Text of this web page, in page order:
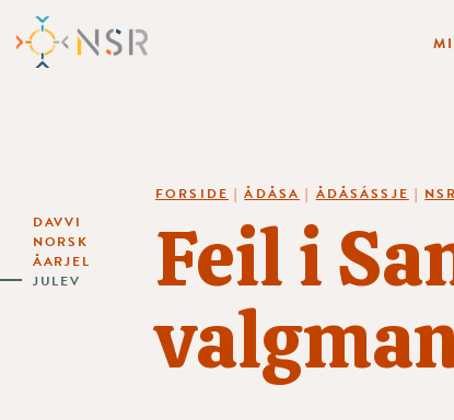
DAVVI
NORSK
ÅARJEL
JULEV
FORSIDE |ÅDÅSA | ÅDÅSÁSSJE | NSR
Feil i